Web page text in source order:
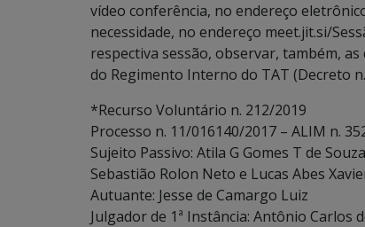
vídeo conferência, no endereço
necessidade, no endereço meet.jit.si/
respectiva sessão, observar, também, as
do Regimento Interno do TAT (Decreto
*Recurso Voluntário n. 212/2019
Processo n. 11/016140/2017 – ALIM n.
Sujeito Passivo: Atila G Gomes T de
Sebastião Rolon Neto e Lucas Abes
Autuante: Jesse de Camargo Luiz
Julgador de 1ª Instância: Antônio Carlos